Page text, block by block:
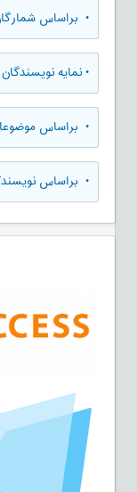
• براساس
•نمایه نویسندگان
• براساس
• براساس